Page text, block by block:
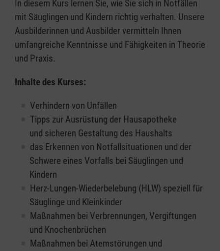
In diesem Kurs lernen Sie, wie Sie sich in Notfällen
mit Säuglingen und Kindern richtig verhalten. Unsere
Ausbilderinnen und Ausbilder vermitteln Ihnen
umfangreiche Kenntnisse und Fähigkeiten in Theorie
und Praxis.
Inhalte des Kurses:
Verhindern von Unfällen
Tipps zur Ausrüstung der Hausapotheke
und sicheren Gestaltung des Haushalts
das Erkennen von Notfallsituationen und der
Schwere eines Vorfalls bei Säuglingen und
Kindern
Herz-Lungen-Wiederbelebung (HLW) speziell für
Säuglinge und Kleinkinder
Maßnahmen bei Verbrennungen, Vergiftungen
und Knochenbrüchen
Maßnahmen bei Atemstörungen und